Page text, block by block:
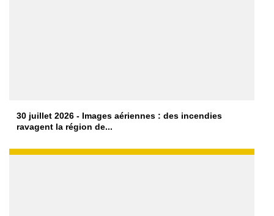
30 juillet 2026 - Images aériennes : des incendies
ravagent la région de...